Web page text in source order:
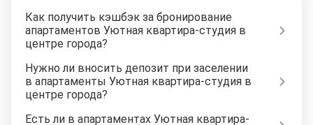
Как получить кэшбэк за бронирование
апартаментов Уютная квартира-студия в
центре города?
Нужно ли вносить депозит при заселении
в апартаменты Уютная квартира-студия в
центре города?
Есть ли в апартаментах Уютная квартира-